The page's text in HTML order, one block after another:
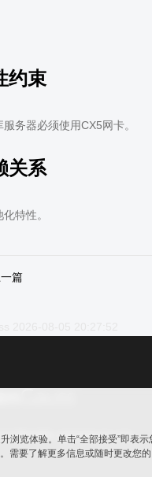
约束
服务器必须使用CX5网卡。
关系
特性。
一篇
览体验。单击“全部接受”即表示
需要了解更多信息或随时更改您